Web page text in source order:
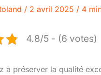
/ 2 avril 2025 / 4
4.8/5 - (6 votes)
à préserver la qualité